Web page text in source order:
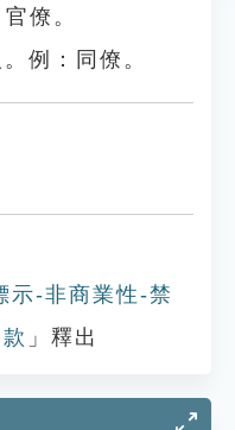
僚。
例：同僚。
示-非商業性-禁
」釋出